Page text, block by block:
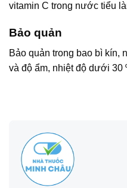
vitamin C trong nước tiểu
Bảo quản
Bảo quản trong bao bì kín,
và độ ẩm, nhiệt độ dưới 30